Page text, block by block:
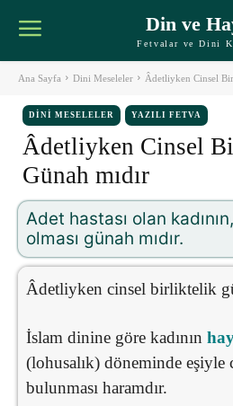
Din ve
Fetvalar ve Dini
Ana Sayfa Dini Meseleler Âdetliyken Cinsel
DINI MESELELER YAZILI FETVA
Âdetliyken Cinsel
Günah mıdır
Adet hastası olan
olması günah mıdır.
Âdetliyken cinsel birliktelik
İslam dinine göre kadının
(lohusalık) döneminde eşiyle
bulunması haramdır.